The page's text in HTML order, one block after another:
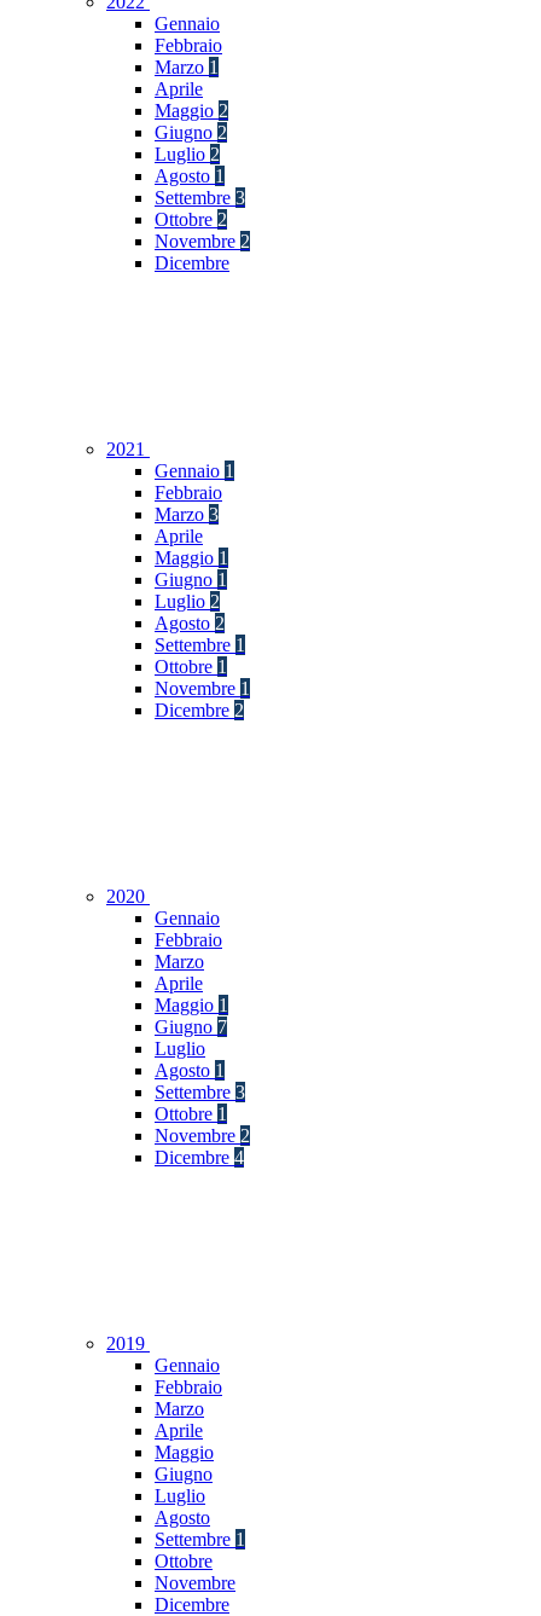
Gennaio
Febbraio
Marzo 1
Aprile
Maggio 2
Giugno 2
Luglio 2
Agosto 1
Settembre 3
Ottobre 2
Novembre 2
Dicembre
2021
Gennaio 1
Febbraio
Marzo 3
Aprile
Maggio 1
Giugno 1
Luglio 2
Agosto 2
Settembre 1
Ottobre 1
Novembre 1
Dicembre 2
2020
Gennaio
Febbraio
Marzo
Aprile
Maggio 1
Giugno 7
Luglio
Agosto 1
Settembre 3
Ottobre 1
Novembre 2
Dicembre 4
2019
Gennaio
Febbraio
Marzo
Aprile
Maggio
Giugno
Luglio
Agosto
Settembre 1
Ottobre
Novembre
Dicembre